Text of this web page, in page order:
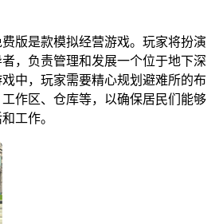
版是款模拟经营游戏。玩家将扮演
，负责管理和发展一个位于地下深
中，玩家需要精心规划避难所的布
作区、仓库等，以确保居民们能够
工作。